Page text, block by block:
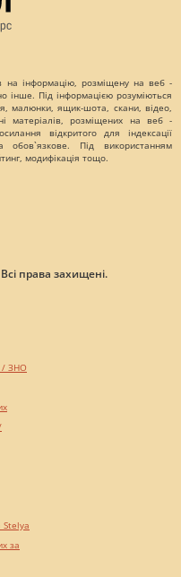
на інформацію, розміщену на веб -
інше. Під інформацією розуміються
малюнки, ящик-шота, скани, відео,
матеріалів, розміщених на веб -
відкритого для індексації
Під використанням
модифікація тощо.
права захищені.
/ ЗНО
Stelya
за